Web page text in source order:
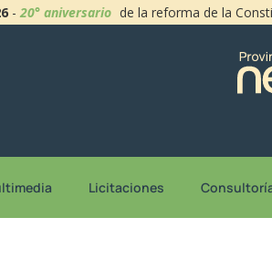
-20° aniversario de la reforma de la
Licitaciones